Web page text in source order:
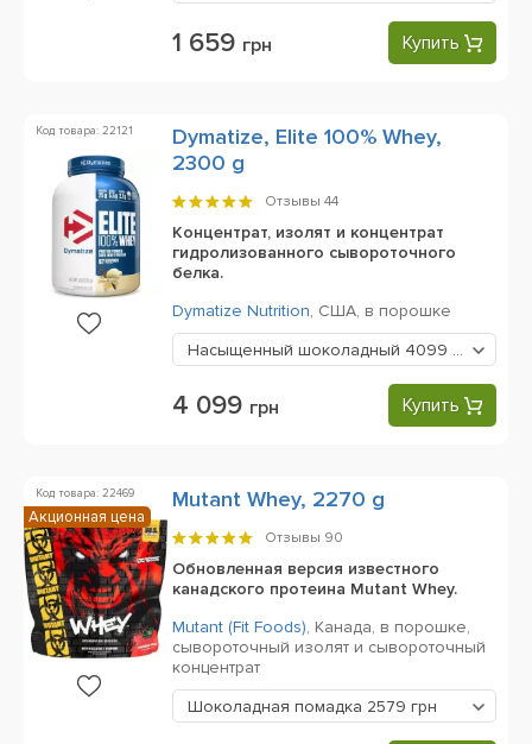
1 659 грн Купить
Код товара: 22121
Dymatize, Elite 100% Whey,
2300 g
Отзывы 44
Концентрат, изолят и концентрат
гидролизованного сывороточного
белка.
Dymatize Nutrition, США, в порошке
Насыщенный шоколадный 4099 грн
4 099 грн Купить
Код товара: 22469 Mutant Whey, 2270 g
Отзывы 90
Обновленная версия известного
канадского протеина Mutant Whey.
Mutant (Fit Foods), Канада, в порошке,
сывороточный изолят и сывороточный
концентрат
Шоколадная помадка 2579 грн
Акционная цена